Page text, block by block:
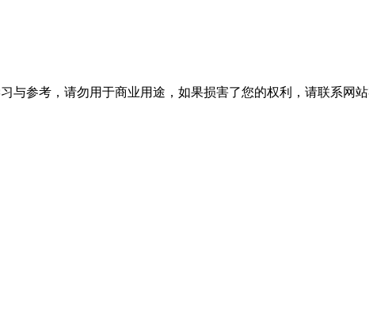
与参考，请勿用于商业用途，如果损害了您的权利，请联系网